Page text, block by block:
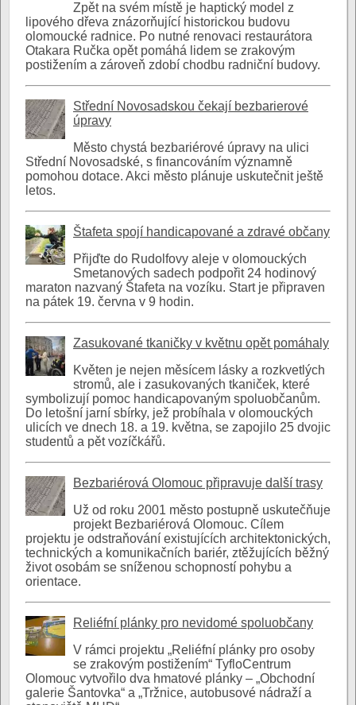
Zpět na svém místě je haptický model z
lipového dřeva znázorňující historickou budovu
olomoucké radnice. Po nutné renovaci restaurátora
Otakara Ručka opět pomáhá lidem se zrakovým
postižením a zároveň zdobí chodbu radniční budovy.
Střední Novosadskou čekají bezbarierové
úpravy
Město chystá bezbariérové úpravy na ulici
Střední Novosadské, s financováním významně
pomohou dotace. Akci město plánuje uskutečnit ještě
letos.
Štafeta spojí handicapované a zdravé občany
Přijďte do Rudolfovy aleje v olomouckých
Smetanových sadech podpořit 24 hodinový
maraton nazvaný Štafeta na vozíku. Start je připraven
na pátek 19. června v 9 hodin.
Zasukované tkaničky v květnu opět pomáhaly
Květen je nejen měsícem lásky a rozkvetlých
stromů, ale i zasukovaných tkaniček, které
symbolizují pomoc handicapovaným spoluobčanům.
Do letošní jarní sbírky, jež probíhala v olomouckých
ulicích ve dnech 18. a 19. května, se zapojilo 25 dvojic
studentů a pět vozíčkářů.
Bezbariérová Olomouc připravuje další trasy
Už od roku 2001 město postupně uskutečňuje
projekt Bezbariérová Olomouc. Cílem
projektu je odstraňování existujících architektonických,
technických a komunikačních bariér, ztěžujících běžný
život osobám se sníženou schopností pohybu a
orientace.
Reliéfní plánky pro nevidomé spoluobčany
V rámci projektu „Reliéfní plánky pro osoby
se zrakovým postižením“ TyfloCentrum
Olomouc vytvořilo dva hmatové plánky – „Obchodní
galerie Šantovka“ a „Tržnice, autobusové nádraží a